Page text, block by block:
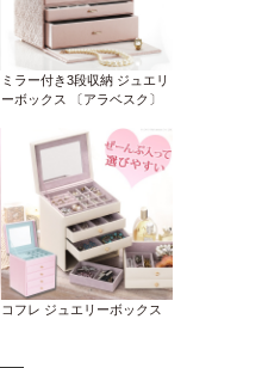
ミラー付き3段収納 ジュエリ
ーボックス 〔アラベスク〕
コフレ ジュエリーボックス